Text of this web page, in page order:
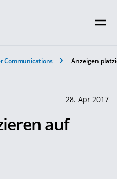
Communications Anzeigen
28. Apr 2017
auf